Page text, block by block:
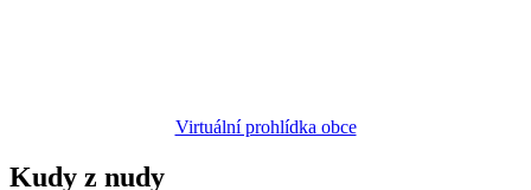
Virtuální prohlídka obce
Kudy z nudy